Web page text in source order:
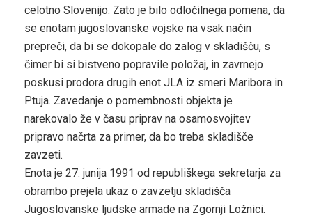
celotno Slovenijo. Zato je bilo odločilnega pomena, da
se enotam jugoslovanske vojske na vsak način
prepreči, da bi se dokopale do zalog v skladišču, s
čimer bi si bistveno popravile položaj, in zavrnejo
poskusi prodora drugih enot JLA iz smeri Maribora in
Ptuja. Zavedanje o pomembnosti objekta je
narekovalo že v času priprav na osamosvojitev
pripravo načrta za primer, da bo treba skladišče
zavzeti.
Enota je 27. junija 1991 od republiškega sekretarja za
obrambo prejela ukaz o zavzetju skladišča
Jugoslovanske ljudske armade na Zgornji Ložnici.